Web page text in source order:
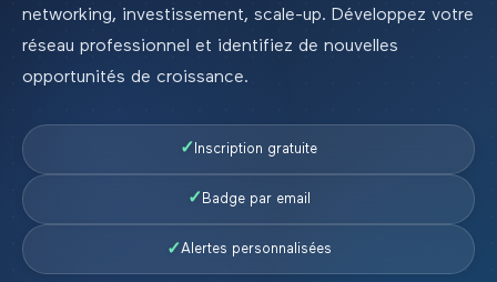
networking, investissement, scale-up. Développez votre
réseau professionnel et identifiez de nouvelles
opportunités de croissance.
✓ Inscription gratuite
✓ Badge par email
✓Alertes personnalisées